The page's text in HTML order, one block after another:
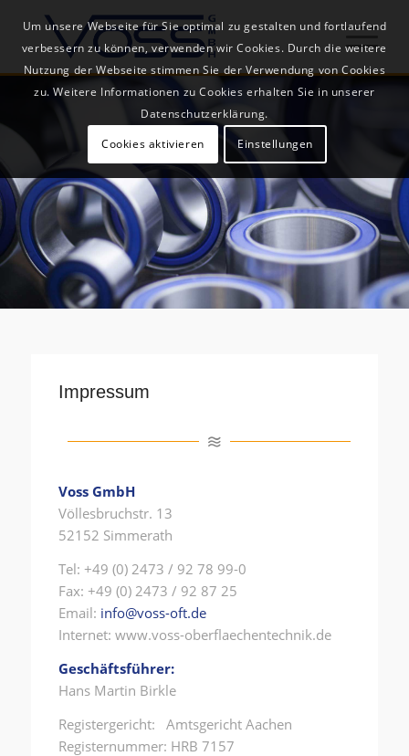
Impressum
Voss GmbH
Völlesbruchstr. 13
52152 Simmerath
Tel: +49 (0) 2473 / 92 78 99-0
Fax: +49 (0) 2473 / 92 87 25
Email: info@voss-oft.de
Internet: www.voss-oberflaechentechnik.de
Geschäftsführer:
Hans Martin Birkle
Registergericht: Amtsgericht Aachen
Registernummer: HRB 7157
Um unsere Webseite für Sie optimal zu gestalten und fortlaufend
verbessern zu können, verwenden wir Cookies. Durch die weitere
Nutzung der Webseite stimmen Sie der Verwendung von Cookies
zu. Weitere Informationen zu Cookies erhalten Sie in unserer
Datenschutzerklärung.
Cookies aktivieren
Einstellungen